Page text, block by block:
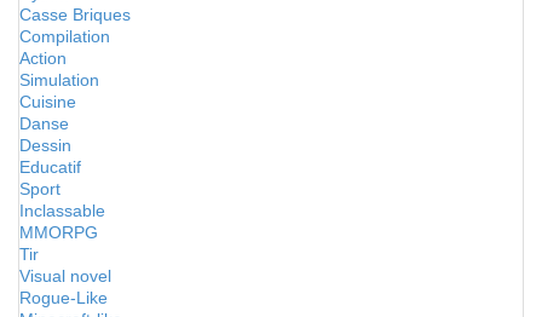
Casse Briques
Compilation
Action
Simulation
Cuisine
Danse
Dessin
Educatif
Sport
Inclassable
MMORPG
Tir
Visual novel
Rogue-Like